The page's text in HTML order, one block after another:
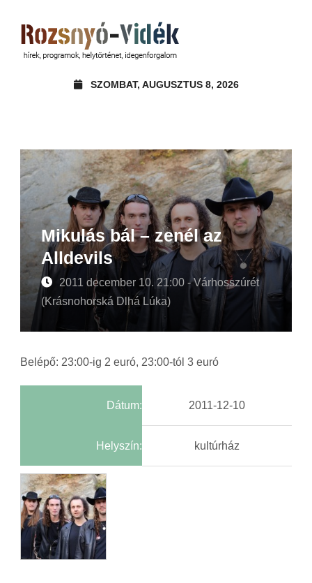
SZOMBAT, AUGUSZTUS 8, 2026
Mikulás bál – zenél az
Alldevils
2011 december 10. 21:00 - Várhosszúrét
(Krásnohorská Dlhá Lúka)
Belépő: 23:00-ig 2 euró, 23:00-tól 3 euró
Dátum: 2011-12-10
Helyszín: kultúrház